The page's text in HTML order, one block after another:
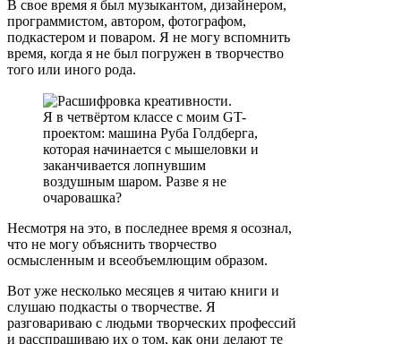
В свое время я был музыкантом, дизайнером,
программистом, автором, фотографом,
подкастером и поваром. Я не могу вспомнить
время, когда я не был погружен в творчество
того или иного рода.
Я в четвёртом классе с моим GT-
проектом: машина Руба Голдберга,
которая начинается с мышеловки и
заканчивается лопнувшим
воздушным шаром. Разве я не
очаровашка?
Несмотря на это, в последнее время я осознал,
что не могу объяснить творчество
осмысленным и всеобъемлющим образом.
Вот уже несколько месяцев я читаю книги и
слушаю подкасты о творчестве. Я
разговариваю с людьми творческих профессий
и расспрашиваю их о том, как они делают те